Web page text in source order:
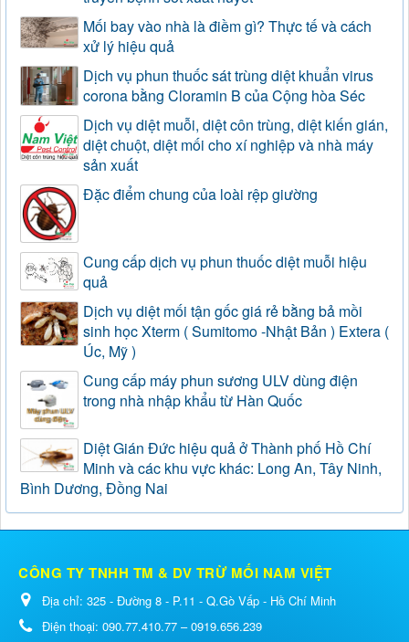
Mối bay vào nhà là điềm gì? Thực tế và cách
xử lý hiệu quả
Dịch vụ phun thuốc sát trùng diệt khuẩn virus
corona bằng Cloramin B của Cộng hòa Séc
Dịch vụ diệt muỗi, diệt côn trùng, diệt kiến gián,
diệt chuột, diệt mối cho xí nghiệp và nhà máy
sản xuất
Đặc điểm chung của loài rệp giường
Cung cấp dịch vụ phun thuốc diệt muỗi hiệu
quả
Dịch vụ diệt mối tận gốc giá rẻ bằng bả mồi
sinh học Xterm ( Sumitomo -Nhật Bản ) Extera (
Úc, Mỹ )
Cung cấp máy phun sương ULV dùng điện
trong nhà nhập khẩu từ Hàn Quốc
Diệt Gián Đức hiệu quả ở Thành phố Hồ Chí
Minh và các khu vực khác: Long An, Tây Ninh,
Bình Dương, Đồng Nai
CÔNG TY TNHH TM & DV TRỪ MỐI NAM VIỆT
Địa chỉ: 325 - Đường 8 - P.11 - Q.Gò Vấp - Hồ Chí Minh
Điện thoại: 090.77.410.77 – 0919.656.239